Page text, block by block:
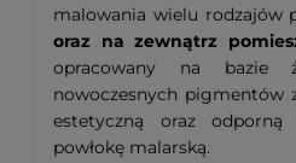
malowania wielu rodzajów
oraz na zewnątrz
opracowany na bazie
nowoczesnych pigmentów
estetyczną oraz
powłokę malarską.